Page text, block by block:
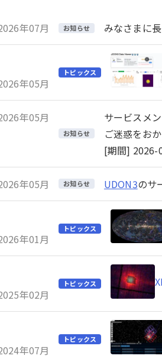
年07月 お知らせ みなさまに
年05月
トピックス
年05月
お知らせ
サービスメ
ご迷惑をお
[期間] 2026-
年05月 お知らせ UDON3のサ
年01月
トピックス
年02月
トピックス
年07月
トピックス